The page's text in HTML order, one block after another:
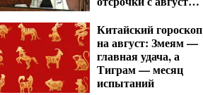
Китайский гороскоп
на август: Змеям —
главная удача, а
Тиграм — месяц
испытаний